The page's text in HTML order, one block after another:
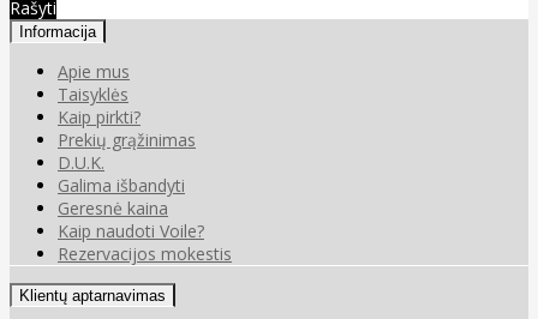
Rašyti
Informacija
Apie mus
Taisyklės
Kaip pirkti?
Prekių grąžinimas
D.U.K.
Galima išbandyti
Geresnė kaina
Kaip naudoti Voile?
Rezervacijos mokestis
Klientų aptarnavimas